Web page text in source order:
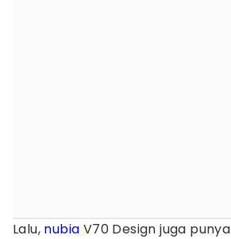
Lalu, nubia V70 Design juga punya